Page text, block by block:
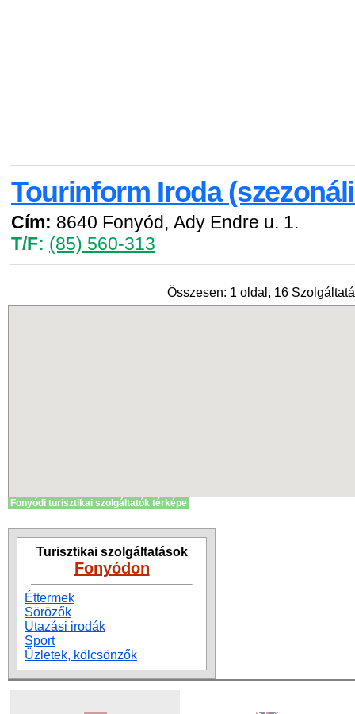
Tourinform Iroda
Cím: 8640 Fonyód, Ady Endre u. 1.
T/F: (85) 560-313
Összesen: 1 oldal, 16
Fonyódi turisztikai szolgáltatók térképe
Turisztikai szolgáltatások
Fonyódon
Éttermek
Sörözők
Utazási irodák
Sport
Üzletek, kölcsönzők